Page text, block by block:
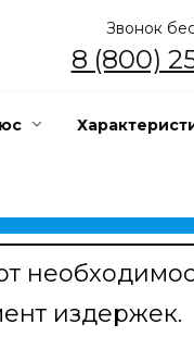
Звонок
8 (800)
издержек.